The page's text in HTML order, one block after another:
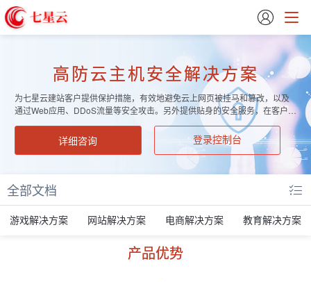

高防云主机安全解决方案
为七星云建站客户提供保护措施，有效地避免云上网页被挂马和篡改，以及
通过Web应用、DDoS流量等安全攻击。另外提供贴身的安全服务，在客户云
上系统投产之前，进行全方位的漏洞检测以及渗透性测试，提供详细的安全
整改报告。最终保证客户云上系统能够连续、可靠、高效地运行。
详细咨询 登录控制台
全部文档
游戏解决方案 网站解决方案 电商解决方案 教育解决方案
产品优势